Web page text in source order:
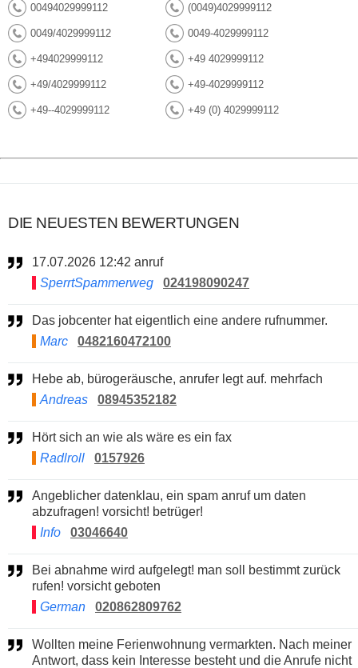
00494029999112 (0049)4029999112
0049/4029999112 0049-4029999112
+494029999112 +49 4029999112
+49/4029999112 +49-4029999112
+49--4029999112 +49 (0) 4029999112
DIE NEUESTEN BEWERTUNGEN
17.07.2026 12:42 anruf
SperrtSpammerweg
024198090247
Das jobcenter hat eigentlich eine andere rufnummer.
Marc
0482160472100
Hebe ab, bürogeräusche, anrufer legt auf. mehrfach
Andreas
08945352182
Hört sich an wie als wäre es ein fax
Radlroll
0157926
Angeblicher datenklau, ein spam anruf um daten
abzufragen! vorsicht! betrüger!
Info
03046640
Bei abnahme wird aufgelegt! man soll bestimmt zurück
rufen! vorsicht geboten
German
020862809762
Wollten meine Ferienwohnung vermarkten. Nach meiner
Antwort, dass kein Interesse besteht und die Anrufe nicht